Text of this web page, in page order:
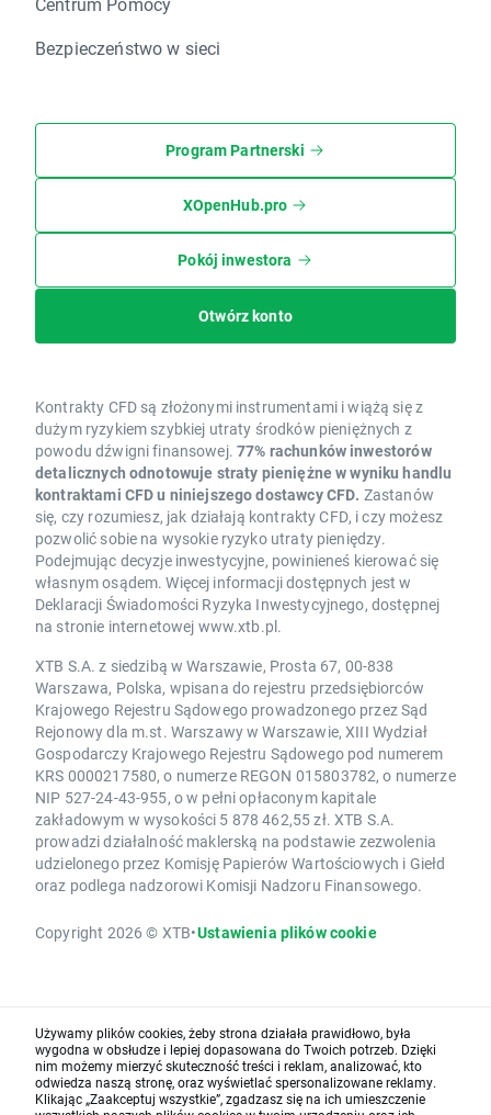
Bezpieczeństwo w sieci
Program Partnerski
XOpenHub.pro
Pokój inwestora
Otwórz konto
Kontrakty CFD są złożonymi instrumentami i wiążą się z
dużym ryzykiem szybkiej utraty środków pieniężnych z
powodu dźwigni finansowej. 77% rachunków inwestorów
detalicznych odnotowuje straty pieniężne w wyniku handlu
kontraktami CFD u niniejszego dostawcy CFD. Zastanów
się, czy rozumiesz, jak działają kontrakty CFD, i czy możesz
pozwolić sobie na wysokie ryzyko utraty pieniędzy.
Podejmując decyzje inwestycyjne, powinieneś kierować się
własnym osądem. Więcej informacji dostępnych jest w
Deklaracji Świadomości Ryzyka Inwestycyjnego, dostępnej
na stronie internetowej www.xtb.pl.
XTB S.A. z siedzibą w Warszawie, Prosta 67, 00-838
Warszawa, Polska, wpisana do rejestru przedsiębiorców
Krajowego Rejestru Sądowego prowadzonego przez Sąd
Rejonowy dla m.st. Warszawy w Warszawie, XIII Wydział
Gospodarczy Krajowego Rejestru Sądowego pod numerem
KRS 0000217580, o numerze REGON 015803782, o numerze
NIP 527-24-43-955, o w pełni opłaconym kapitale
zakładowym w wysokości 5 878 462,55 zł. XTB S.A.
prowadzi działalność maklerską na podstawie zezwolenia
udzielonego przez Komisję Papierów Wartościowych i Giełd
oraz podlega nadzorowi Komisji Nadzoru Finansowego.
Copyright 2026 © XTB•Ustawienia plików cookie
Używamy plików cookies, żeby strona działała prawidłowo, była
wygodna w obsłudze i lepiej dopasowana do Twoich potrzeb. Dzięki
nim możemy mierzyć skuteczność treści i reklam, analizować, kto
odwiedza naszą stronę, oraz wyświetlać spersonalizowane reklamy.
Klikając „Zaakceptuj wszystkie”, zgadzasz się na ich umieszczenie